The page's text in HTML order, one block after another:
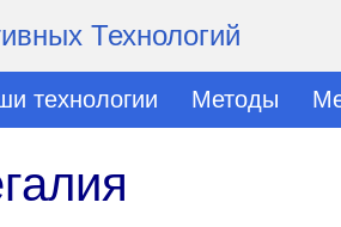
Технологий
технологии Методы